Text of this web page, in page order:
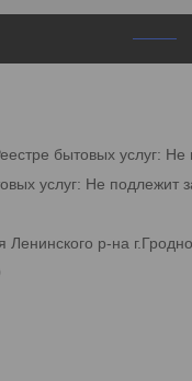
бытовых услуг:
услуг: Не подлежит
р-на г.Гродно